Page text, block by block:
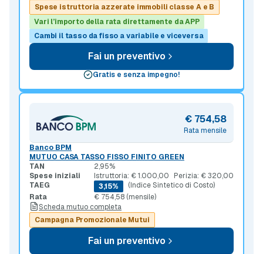
Spese istruttoria azzerate immobili classe A e B
Vari l’importo della rata direttamente da APP
Cambi il tasso da fisso a variabile e viceversa
Fai un preventivo
Gratis e senza impegno!
Rata mensile
€ 754,58
Banco BPM
MUTUO CASA TASSO FISSO FINITO GREEN
TAN
2,95%
Spese iniziali
Istruttoria: € 1.000,00
Perizia: € 320,00
TAEG
3,15%
(Indice Sintetico di Costo)
Rata
€ 754,58 (mensile)
Scheda mutuo completa
Campagna Promozionale Mutui
Fai un preventivo